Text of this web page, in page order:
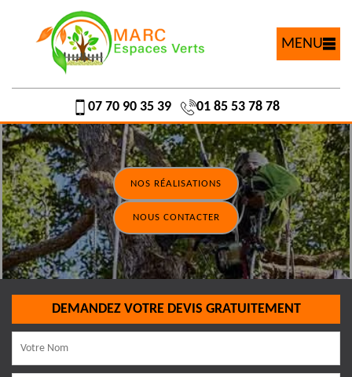
MENU
07 70 90 35 39 01 85 53 78 78
NOS RÉALISATIONS
NOUS CONTACTER
DEMANDEZ VOTRE DEVIS GRATUITEMENT